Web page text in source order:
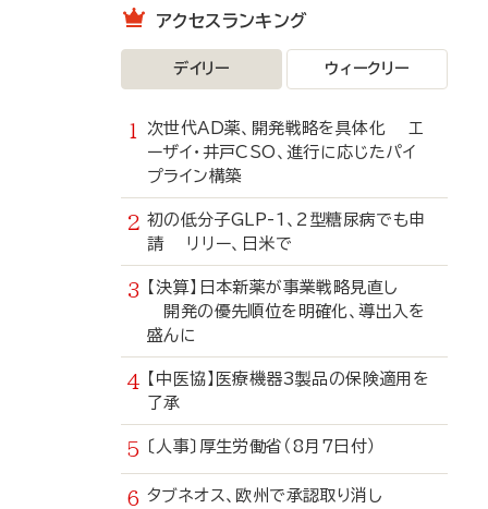
アクセスランキング
デイリー ウィークリー
次世代AD薬、開発戦略を具体化 エ
ーザイ・井戸CSO、進行に応じたパイ
プライン構築
初の低分子GLP-1、2型糖尿病でも申
請 リリー、日米で
【決算】日本新薬が事業戦略見直し
開発の優先順位を明確化、導出入を
盛んに
【中医協】医療機器3製品の保険適用を
了承
〔人事〕厚生労働省（8月7日付）
タブネオス、欧州で承認取り消し